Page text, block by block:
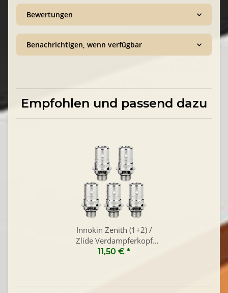
Bewertungen
Benachrichtigen, wenn verfügbar
Empfohlen und passend dazu
Innokin Zenith (1+2) /
Zlide Verdampferkopf
(5er Pack)
11,50 € *